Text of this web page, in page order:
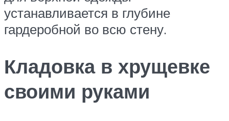
устанавливается в глубине
гардеробной во всю стену.
Кладовка в хрущевке
своими руками